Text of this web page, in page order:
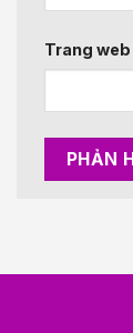
Trang web